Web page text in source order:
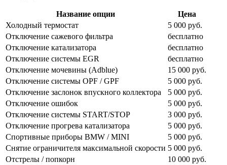
Название опции
Цена
Холодный термостат
5 000 руб.
Отключение сажевого фильтра
бесплатно
Отключение катализатора
бесплатно
Отключение системы EGR
бесплатно
Отключение мочевины (Adblue)
15 000 руб.
Отключение системы OPF / GPF
5 000 руб.
Отключение заслонок впускного коллектора
5 000 руб.
Отключение ошибок
5 000 руб.
Отключение системы START/STOP
3 000 руб.
Отключение прогрева катализатора
5 000 руб.
Спортивные приборы BMW / MINI
5 000 руб.
Снятие ограничителя максимальной скорости 5 000 руб.
Отстрелы / попкорн
10 000 руб.